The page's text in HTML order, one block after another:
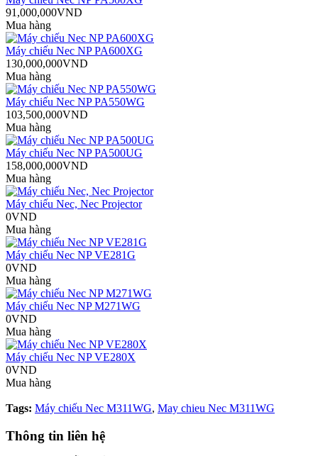
91,000,000VND
Mua hàng
Máy chiếu Nec NP PA600XG
130,000,000VND
Mua hàng
Máy chiếu Nec NP PA550WG
103,500,000VND
Mua hàng
Máy chiếu Nec NP PA500UG
158,000,000VND
Mua hàng
Máy chiếu Nec, Nec Projector
0VND
Mua hàng
Máy chiếu Nec NP VE281G
0VND
Mua hàng
Máy chiếu Nec NP M271WG
0VND
Mua hàng
Máy chiếu Nec NP VE280X
0VND
Mua hàng
Tags: Máy chiếu Nec M311WG, May chieu Nec M311WG
Thông tin liên hệ